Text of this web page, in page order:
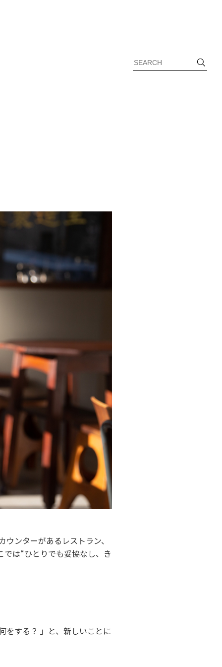
ンターがあるレストラン、
は“ひとりでも妥協なし、き
をする？ 」と、新しいことに